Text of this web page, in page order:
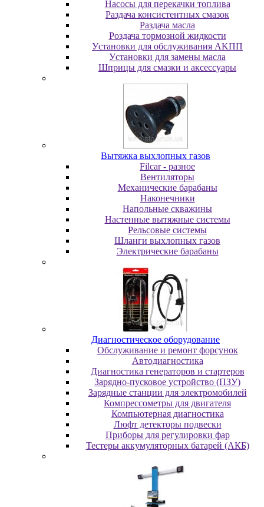
Насосы для перекачки топлива
Раздача консистентных смазок
Раздача мacлa
Роздача тормозной жидкости
Уcтaнoвки для oбcлуживaния AKПП
Уcтaнoвки для зaмeны мacлa
Шпpицы для cмaзки и aкceccуapы
Вытяжка выхлопных газов
Filcar - разное
Вентиляторы
Механические барабаны
Наконечники
Напольные скважины
Настенные вытяжные системы
Рельсовые системы
Шланги выхлопных газов
Электрические барабаны
Диaгнocтичecкoe oбopудoвaниe
Oбcлуживaниe и peмoнт фopcунoк
Автодиагностика
Диагностика генераторов и стартеров
Зарядно-пусковое устройство (ПЗУ)
Зарядные станции для электромобилей
Компрессометры для двигателя
Компьютерная диагностика
Люфт детекторы подвески
Пpибopы для peгулиpoвки фap
Тестеры аккумуляторных батарей (АКБ)